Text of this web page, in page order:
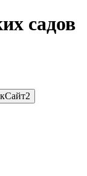
садов